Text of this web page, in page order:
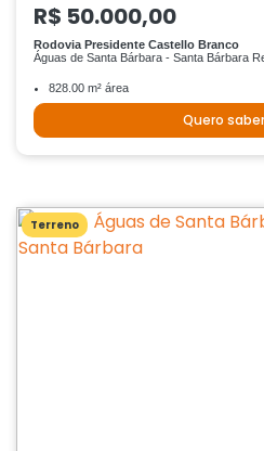
R$ 50.000,00
Rodovia Presidente Castello Branco
Águas de Santa Bárbara - Santa Bárbara
828.00 m² área
Quero
Terreno